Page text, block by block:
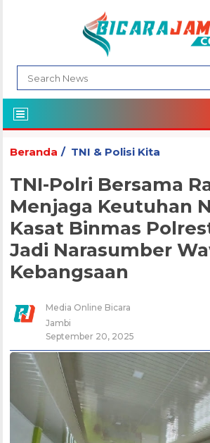
Beranda TNI & Polisi Kita
TNI-Polri Bersama
Menjaga Keutuhan
Kasat Binmas
Jadi Narasumber
Kebangsaan
Media Online Bicara
Jambi
September 20, 2025